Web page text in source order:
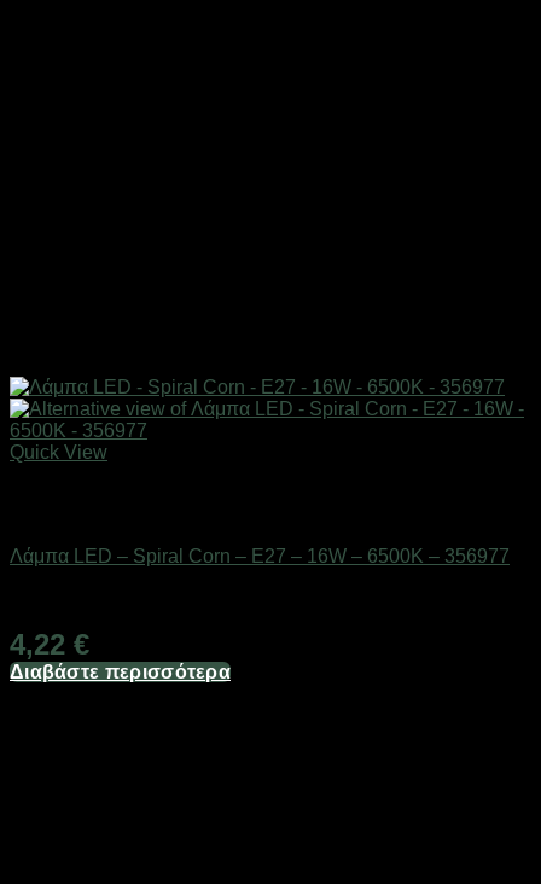
Quick View
Λάμπα LED – Spiral Corn – E27 – 16W – 6500K – 356977
4,22 €
Διαβάστε περισσότερα